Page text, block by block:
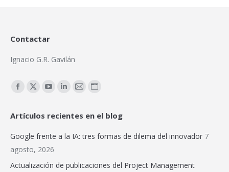
Contactar
Ignacio G.R. Gavilán
Encuéntranos en:
Facebook
opens
new
X
opens
in
new
YouTube
opens
in
new
Linkedin
opens
in
Mail
opens
in
Sitio
page
opens
Artículos recientes en el blog
Google frente a la IA: tres formas de dilema del innovador 7
agosto, 2026
Actualización de publicaciones del Project Management